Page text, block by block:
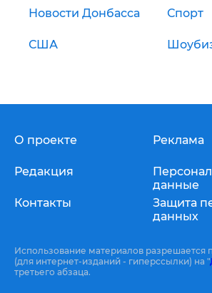
Новости Донбасса Спорт
США
О проекте
Редакция
Контакты
Реклама
данные
Защита
данных
Использование материалов разрешается
(для интернет-изданий - гиперссылки) на "
третьего абзаца.